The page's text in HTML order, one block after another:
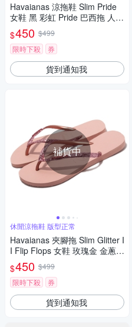
Havaianas 涼拖鞋 Slim Pride
女鞋 黑 彩虹 Pride 巴西拖 人字
拖 夾腳拖 哈瓦仕 4146907009
0W
$450 $499
限時下殺
券
貨到通知我
補貨中
休閒涼拖鞋 版型正常
Havaianas 夾腳拖 Slim Glitter I
I Flip Flops 女鞋 玫瑰金 金蔥
人字拖 哈瓦仕 41469753606W
$450 $499
限時下殺
券
貨到通知我